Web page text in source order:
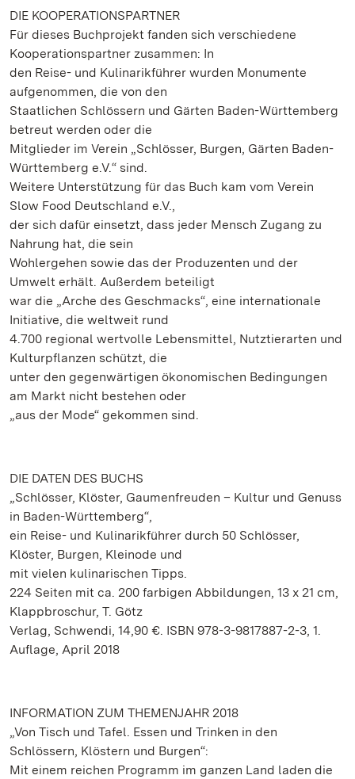
DIE KOOPERATIONSPARTNER
Für dieses Buchprojekt fanden sich verschiedene
Kooperationspartner zusammen: In
den Reise- und Kulinarikführer wurden Monumente
aufgenommen, die von den
Staatlichen Schlössern und Gärten Baden-Württemberg
betreut werden oder die
Mitglieder im Verein „Schlösser, Burgen, Gärten Baden-
Württemberg e.V.“ sind.
Weitere Unterstützung für das Buch kam vom Verein
Slow Food Deutschland e.V.,
der sich dafür einsetzt, dass jeder Mensch Zugang zu
Nahrung hat, die sein
Wohlergehen sowie das der Produzenten und der
Umwelt erhält. Außerdem beteiligt
war die „Arche des Geschmacks“, eine internationale
Initiative, die weltweit rund
4.700 regional wertvolle Lebensmittel, Nutztierarten und
Kulturpflanzen schützt, die
unter den gegenwärtigen ökonomischen Bedingungen
am Markt nicht bestehen oder
„aus der Mode“ gekommen sind.
DIE DATEN DES BUCHS
„Schlösser, Klöster, Gaumenfreuden – Kultur und Genuss
in Baden-Württemberg“,
ein Reise- und Kulinarikführer durch 50 Schlösser,
Klöster, Burgen, Kleinode und
mit vielen kulinarischen Tipps.
224 Seiten mit ca. 200 farbigen Abbildungen, 13 x 21 cm,
Klappbroschur, T. Götz
Verlag, Schwendi, 14,90 €. ISBN 978-3-9817887-2-3, 1.
Auflage, April 2018
INFORMATION ZUM THEMENJAHR 2018
„Von Tisch und Tafel. Essen und Trinken in den
Schlössern, Klöstern und Burgen“:
Mit einem reichen Programm im ganzen Land laden die